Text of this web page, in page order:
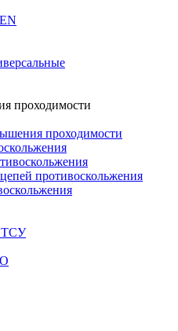
проходимости
проходимости
противоскольжения